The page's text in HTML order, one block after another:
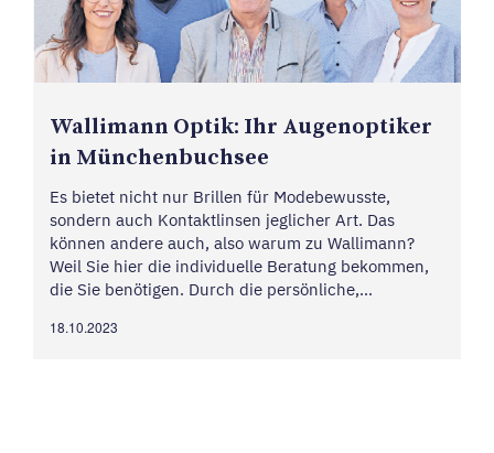
Walli­mann Optik: Ihr Augen­op­tiker
in München­buchsee
Es bietet nicht nur Brillen für Modebewusste,
sondern auch Kontaktlinsen jeglicher Art. Das
können andere auch, also warum zu Wallimann?
Weil Sie hier die individuelle Beratung bekommen,
die Sie benötigen. Durch die persönliche,
massgeschneidertes Produkt, ob Premium oder
18.10.2023